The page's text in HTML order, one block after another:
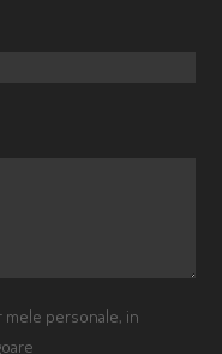
personale, in